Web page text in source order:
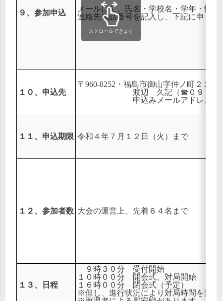
９、参加申込
メールにて、氏名・学校名・学年・性
連絡先電話番号を記入し、下記に申し込
１０、申込先
〒960-8252・福島市御山字仲ノ町２２の
渡辺 久記（☎０９０－４４
申込みメールアドレス：
１１、申込期限 令和４年７月１２日（火）まで
１２、参加者数 大会の運営上、先着６４名まで
１３、日程
９時３０分 受付開始
１０時００分 開会式、対局開始
１６時００分 閉会式（予定）
※但し、進行状況により対局時間を変
スクロールできます